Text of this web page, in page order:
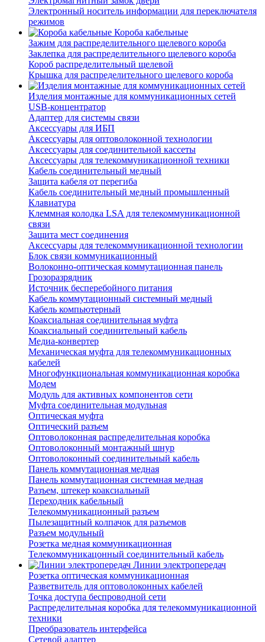
Электронный носитель информации для переключателя
режимов
Короба кабельные
Зажим для распределительного щелевого короба
Заклепка для распределительного щелевого короба
Короб распределительный щелевой
Крышка для распределительного щелевого короба
Изделия монтажные для коммуникационных сетей
USB-концентратор
Адаптер для системы связи
Аксессуары для ИБП
Аксессуары для оптоволоконной технологии
Аксессуары для соединительной кассеты
Аксессуары для телекоммуникационной техники
Кабель соединительный медный
Защита кабеля от перегиба
Кабель соединительный медный промышленный
Клавиатура
Клеммная колодка LSA для телекоммуникационной
связи
Защита мест соединения
Аксессуары для телекоммуникационной технологии
Блок связи коммуникационный
Волоконно-оптическая коммутационная панель
Грозоразрядник
Источник бесперебойного питания
Кабель коммутационный системный медный
Кабель компьютерный
Коаксиальная соединительная муфта
Коаксиальный соединительный кабель
Медиа-конвертер
Механическая муфта для телекоммуникационных
кабелей
Многофункциональная коммуникационная коробка
Модем
Модуль для активных компонентов сети
Муфта соединительная модульная
Оптическая муфта
Оптический разъем
Оптоволоконная распределительная коробка
Оптоволоконный монтажный шнур
Оптоволоконный соединительный кабель
Панель коммутационная медная
Панель коммутационная системная медная
Разъем, штекер коаксиальный
Переходник кабельный
Телекоммуникационный разъем
Пылезащитный колпачок для разъемов
Разъем модульный
Розетка медная коммуникационная
Телекоммуникацонный соединительный кабель
Линии электропередач
Розетка оптическая коммуникационная
Разветвитель для оптоволоконных кабелей
Точка доступа беспроводной сети
Распределительная коробка для телекоммуникационной
техники
Преобразователь интерфейса
Сетевой адаптер